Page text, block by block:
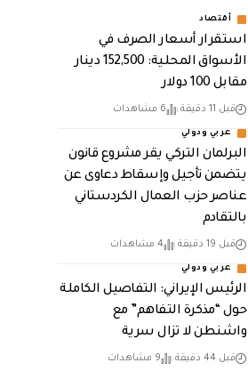
أقتصاد
استقرار أسعار الصرف في
الأسواق المحلية: 152,500 دينار
مقابل 100 دولار
قبل 11 دقيقة 6 مشاهدات
عربي ودولي
البرلمان التركي يقر مشروع قانون
يتضمن تأجيل وإسقاط دعاوى عن
عناصر حزب العمال الكردستاني
بالتقادم
قبل 19 دقيقة 4 مشاهدات
عربي ودولي
الرئيس الإيراني: التفاصيل الكاملة
حول “مذكرة التفاهم” مع
واشنطن لا تزال سرية
قبل 44 دقيقة 9 مشاهدات